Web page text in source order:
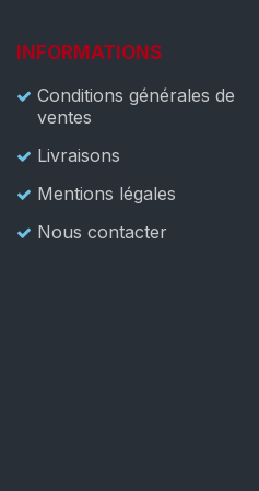
INFORMATIONS
Conditions générales de
ventes
Livraisons
Mentions légales
Nous contacter